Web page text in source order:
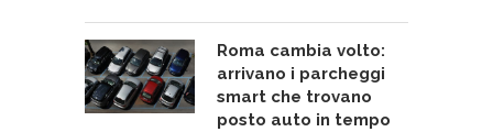
Roma cambia volto:
arrivano i parcheggi
smart che trovano
posto auto in tempo